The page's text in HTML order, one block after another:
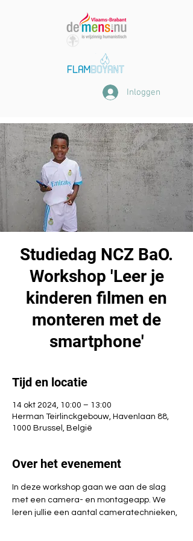
Inloggen
Studiedag NCZ BaO.
Workshop 'Leer je
kinderen filmen en
monteren met de
smartphone'
Tijd en locatie
14 okt 2024, 10:00 – 13:00
Herman Teirlinckgebouw, Havenlaan 88,
1000 Brussel, België
Over het evenement
In deze workshop gaan we aan de slag
met een camera- en montageapp. We
leren jullie een aantal cameratechnieken,